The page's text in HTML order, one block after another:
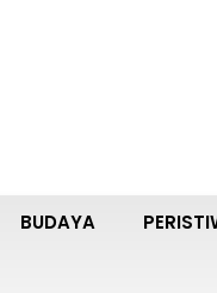
BUDAYA